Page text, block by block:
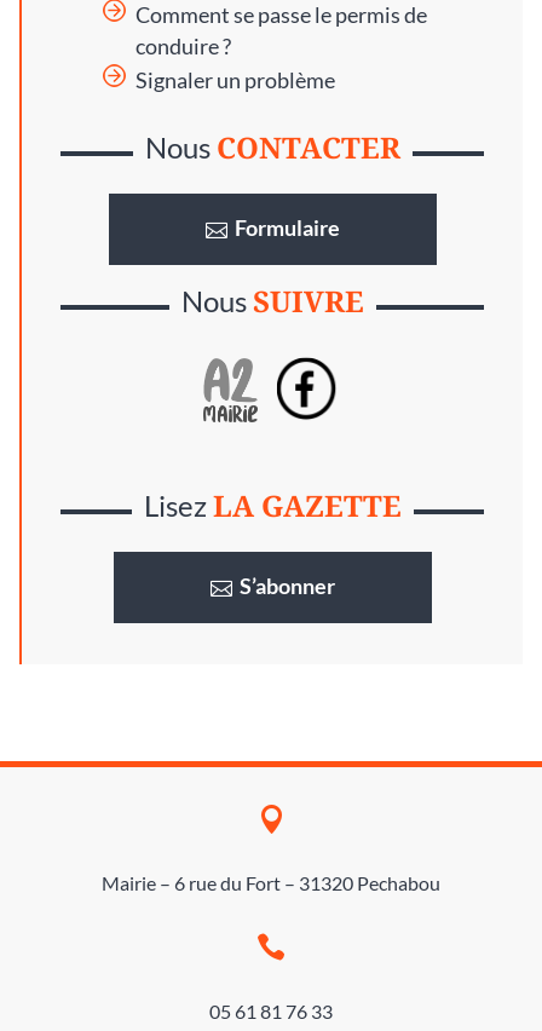
Comment se passe le permis de
conduire ?
Signaler un problème
Nous CONTACTER
Formulaire
NousSUIVRE
LisezLA GAZETTE
S’abonner

Mairie – 6 rue du Fort – 31320 Pechabou

05 61 81 76 33